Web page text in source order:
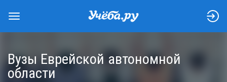
Вузы Еврейской автономной
области